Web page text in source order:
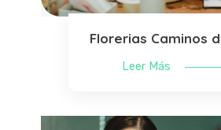
Florerias Caminos
Leer Más